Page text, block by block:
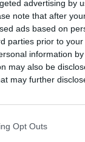
advertising by
note that after
ads based on
parties prior to
information
may also be
may further
Opt Outs